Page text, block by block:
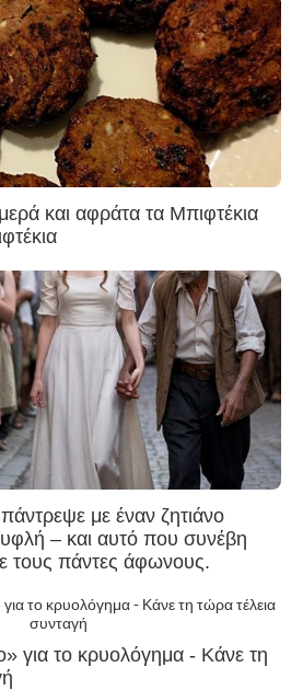
και αφράτα τα Μπιφτέκια
με έναν ζητιάνο
– και αυτό που συνέβη
τους πάντες άφωνους.
για το κρυολόγημα - Κάνε τη